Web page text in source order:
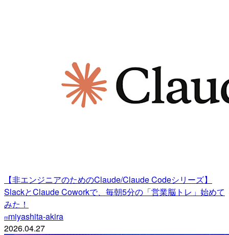
【非エンジニアのためのClaude/Claude Codeシリーズ】
SlackとClaude Coworkで、毎朝5分の「営業脳トレ」始めて
みた！
mmiyashita-akira
2026.04.27